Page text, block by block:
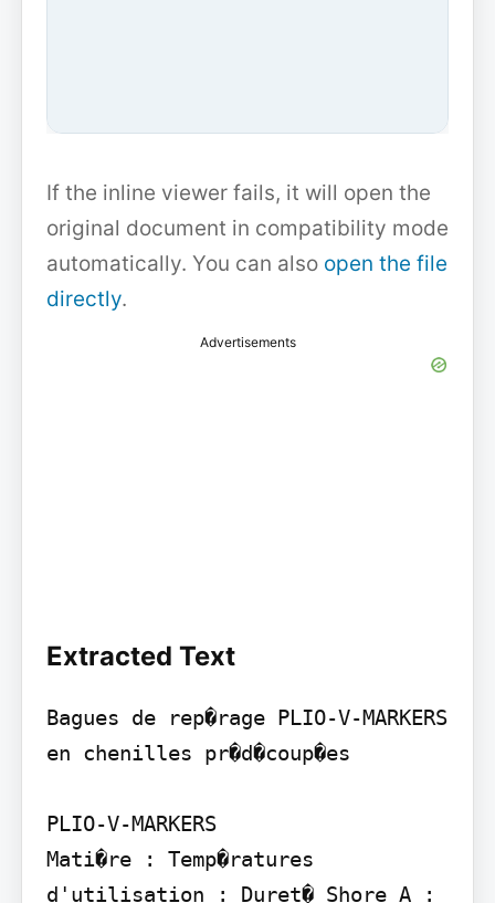
If the inline viewer fails, it will open the
original document in compatibility mode
automatically. You can also open the file
directly.
Advertisements
Extracted Text
Bagues de rep�rage PLIO-V-MARKERS
en chenilles pr�d�coup�es
PLIO-V-MARKERS
Mati�re : Temp�ratures
d'utilisation : Duret� Shore A :